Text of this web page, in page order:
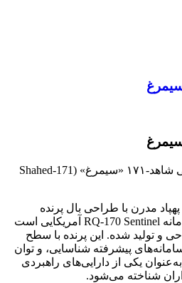
ماکت پهپاد شناسایی / رزمی شاهد‑۱۷۱ «سیمرغ» (Shahed‑171
بدانیم: شاهد‑۱۷۱ یک پهپاد مدرن با طراحی بال پرنده
(Flying Wing) و الهام از سامانه RQ‑170 Sentinel آمریکایی است
و تولید شده. این پرنده با سطح
پیشرفته شناسایی، و توان
یکی از دارایی‌های راهبردی
شناخته می‌شود.